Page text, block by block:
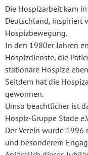
Die Hospizarbeit kam
Deutschland, inspiriert
Hospizbewegung.
In den 1980er Jahren
Hospizdienste, die
stationäre Hospize
Seitdem hat die
gewonnen.
Umso beachtlicher ist
Hospiz-Gruppe Stade
Der Verein wurde 1996
und besonderem